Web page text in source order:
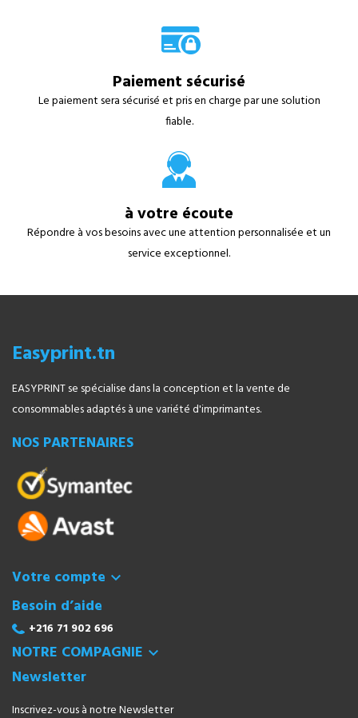
Paiement sécurisé
Le paiement sera sécurisé et pris en charge par une solution
fiable.
à votre écoute
Répondre à vos besoins avec une attention personnalisée et un
service exceptionnel.
Easyprint.tn
EASYPRINT se spécialise dans la conception et la vente de
consommables adaptés à une variété d'imprimantes.
NOS PARTENAIRES
Votre compte 
Besoin d’aide
+216 71 902 696
NOTRE COMPAGNIE 
Newsletter
Inscrivez-vous à notre Newsletter